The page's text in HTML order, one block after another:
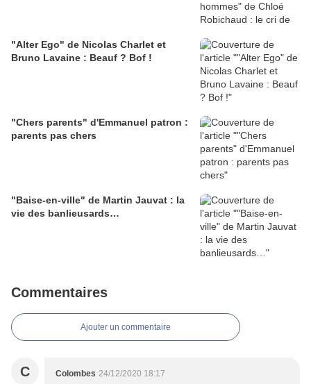
"Alter Ego" de Nicolas Charlet et
Bruno Lavaine : Beauf ? Bof !
"Chers parents" d'Emmanuel patron :
parents pas chers
"Baise-en-ville" de Martin Jauvat : la
vie des banlieusards…
Commentaires
Ajouter un commentaire
C Colombes 24/12/2020 18:17